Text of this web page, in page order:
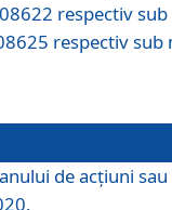
respectiv
respectiv sub
de acţiuni